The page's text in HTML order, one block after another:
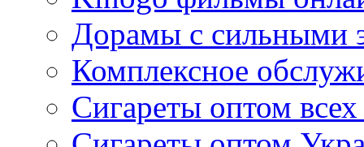
Дорамы с сильными
Комплексное
Сигареты оптом